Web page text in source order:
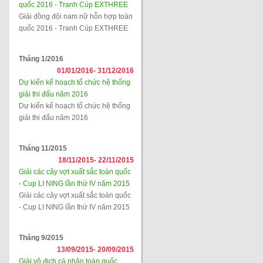
quốc 2016 - Tranh Cúp EXTHREE
Giải đồng đội nam nữ hỗn hợp toàn
quốc 2016 - Tranh Cúp EXTHREE
Tháng 1/2016
01/01/2016- 31/12/2016
Dự kiến kế hoạch tổ chức hệ thống
giải thi đấu năm 2016
Dự kiến kế hoạch tổ chức hệ thống
giải thi đấu năm 2016
Tháng 11/2015
18/11/2015- 22/11/2015
Giải các cây vợt xuất sắc toàn quốc
- Cup LI NING lần thứ IV năm 2015
Giải các cây vợt xuất sắc toàn quốc
- Cup LI NING lần thứ IV năm 2015
Tháng 9/2015
13/09/2015- 20/09/2015
Giải vô địch cá nhân toàn quốc